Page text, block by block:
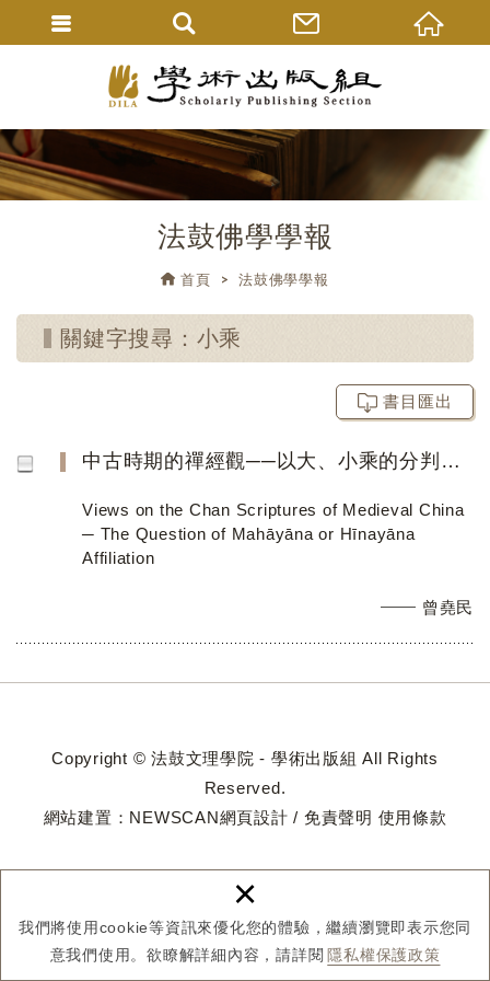
我們將使用cookie等資訊來優化您的體驗，繼續瀏覽即表示您同
意我們使用。欲瞭解詳細內容，請詳閱 隱私權保護政策
×
法鼓佛學學報
首頁 法鼓佛學學報
關鍵字搜尋：小乘
書目匯出
中古時期的禪經觀──以大、小乘的分判為主
Views on the Chan Scriptures of Medieval China
─ The Question of Mahāyāna or Hīnayāna
Affiliation
曾堯民
Copyright © 法鼓文理學院 - 學術出版組 All Rights
Reserved.
網站建置： NEWSCAN網頁設計 / 免責聲明 使用條款